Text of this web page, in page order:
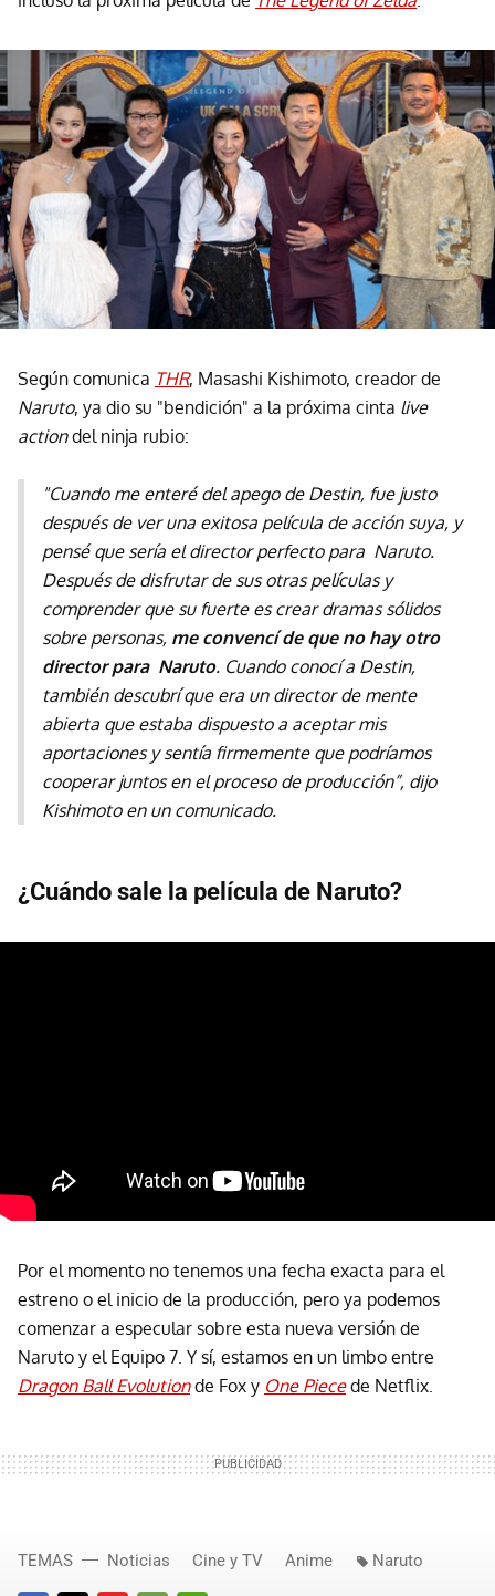
Según comunica THR, Masashi Kishimoto, creador de
Naruto, ya dio su "bendición" a la próxima cinta live
actiondel ninja rubio:
"Cuando me enteré del apego de Destin, fue justo
después de ver una exitosa película de acción suya, y
pensé que sería el director perfecto para Naruto.
Después de disfrutar de sus otras películas y
comprender que su fuerte es crear dramas sólidos
sobre personas, me convencí de que no hay otro
director para Naruto. Cuando conocí a Destin,
también descubrí que era un director de mente
abierta que estaba dispuesto a aceptar mis
aportaciones y sentía firmemente que podríamos
cooperar juntos en el proceso de producción”, dijo
Kishimoto en un comunicado.
¿Cuándo sale la película de Naruto?
Por el momento no tenemos una fecha exacta para el
estreno o el inicio de la producción, pero ya podemos
comenzar a especular sobre esta nueva versión de
Naruto y el Equipo 7. Y sí, estamos en un limbo entre
Dragon Ball Evolutionde Fox y One Piecede Netflix.
TEMAS Noticias Cine y TV Anime Naruto